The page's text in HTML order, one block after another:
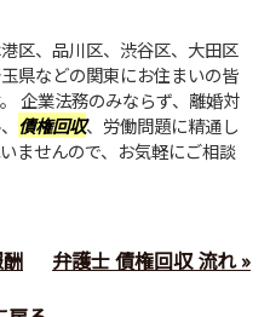
区、品川区、渋谷区、大田区
県などの関東にお住まいの皆
企業法務のみならず、離婚対
債権回収、労働問題に精通し
ませんので、お気軽にご相談
弁護士 債権回収 流れ »